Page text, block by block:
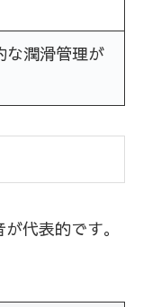
な潤滑管理が
代表的です。